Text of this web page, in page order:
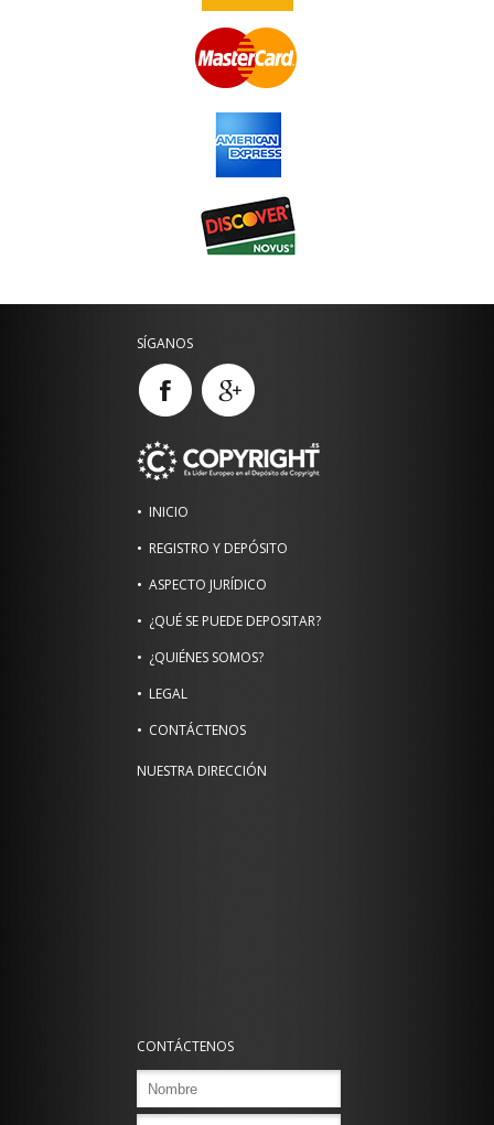
SÍGANOS
INICIO
REGISTRO Y DEPÓSITO
ASPECTO JURÍDICO
¿QUÉ SE PUEDE DEPOSITAR?
¿QUIÉNES SOMOS?
LEGAL
CONTÁCTENOS
NUESTRA DIRECCIÓN
CONTÁCTENOS